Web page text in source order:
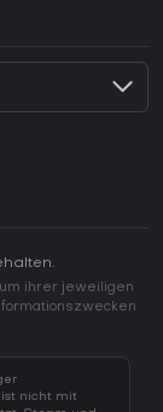
ihrer jeweiligen
ist nicht mit